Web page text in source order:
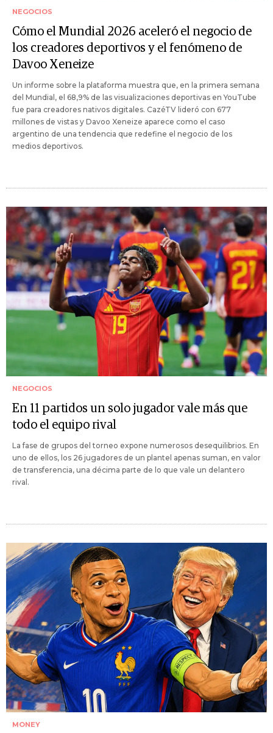
NEGOCIOS
Cómo el Mundial 2026 aceleró el negocio de
los creadores deportivos y el fenómeno de
Davoo Xeneize
Un informe sobre la plataforma muestra que, en la primera semana
del Mundial, el 68,9% de las visualizaciones deportivas en YouTube
fue para creadores nativos digitales. CazéTV lideró con 677
millones de vistas y Davoo Xeneize aparece como el caso
argentino de una tendencia que redefine el negocio de los
medios deportivos.
NEGOCIOS
En 11 partidos un solo jugador vale más que
todo el equipo rival
La fase de grupos del torneo expone numerosos desequilibrios. En
uno de ellos, los 26 jugadores de un plantel apenas suman, en valor
de transferencia, una décima parte de lo que vale un delantero
rival.
MONEY